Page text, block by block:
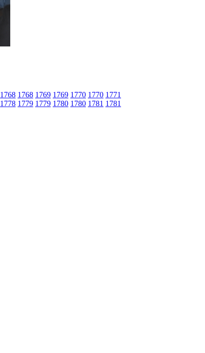
1768 1768 1769 1769 1770 1770 1771
1778 1779 1779 1780 1780 1781 1781